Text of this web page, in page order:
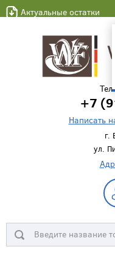
Актуальные остатки
+7
Написать
г.
ул.